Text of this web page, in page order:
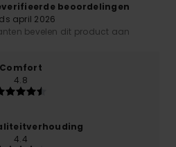
beoordelingen
april 2026
bevelen dit product aan
Comfort
4.8
4.4